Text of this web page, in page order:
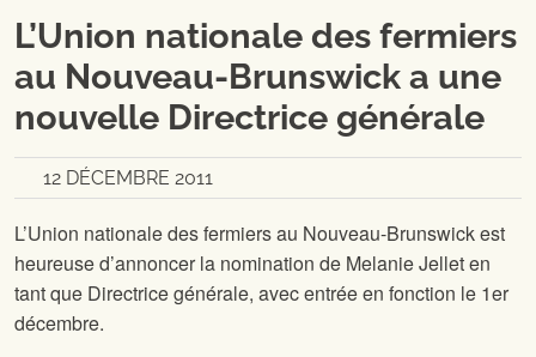
L’Union nationale des fermiers
au Nouveau-Brunswick a une
nouvelle Directrice générale
12 DÉCEMBRE 2011
L’Union nationale des fermiers au Nouveau-Brunswick est
heureuse d’annoncer la nomination de Melanie Jellet en
tant que Directrice générale, avec entrée en fonction le 1er
décembre.